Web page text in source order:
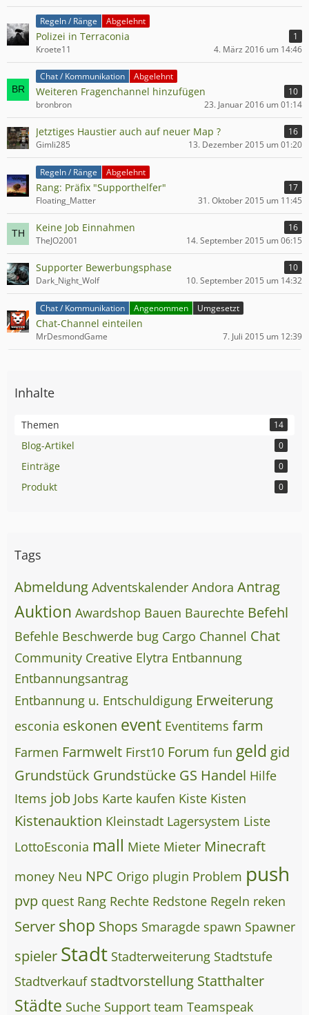
Regeln / Ränge Abgelehnt
Polizei in Terraconia
1
Kroete11
4. März 2016 um 14:46
Chat / Kommunikation Abgelehnt
Weiteren Fragenchannel hinzufügen
10
bronbron
23. Januar 2016 um 01:14
Jetztiges Haustier auch auf neuer Map ?
16
Gimli285
13. Dezember 2015 um 01:20
Regeln / Ränge Abgelehnt
Rang: Präfix "Supporthelfer"
17
Floating_Matter
31. Oktober 2015 um 11:45
Keine Job Einnahmen
16
TheJO2001
14. September 2015 um 06:15
Supporter Bewerbungsphase
10
Dark_Night_Wolf
10. September 2015 um 14:32
Chat / Kommunikation Angenommen Umgesetzt
Chat-Channel einteilen
MrDesmondGame 7. Juli 2015 um 12:39
Inhalte
Themen 14
Blog-Artikel 0
Einträge 0
Produkt 0
Tags
Abmeldung Adventskalender Andora Antrag
Auktion Awardshop Bauen Baurechte Befehl
Befehle Beschwerde bug Cargo Channel Chat
Community Creative Elytra Entbannung
Entbannungsantrag
Entbannung u. Entschuldigung Erweiterung
esconia eskonen event Eventitems farm
Farmen Farmwelt First10 Forum fun geld gid
Grundstück Grundstücke GS Handel Hilfe
Items job Jobs Karte kaufen Kiste Kisten
Kistenauktion Kleinstadt Lagersystem Liste
LottoEsconia mall Miete Mieter Minecraft
money Neu NPC Origo plugin Problem push
pvp quest Rang Rechte Redstone Regeln reken
Server shop Shops Smaragde spawn Spawner
spieler Stadt Stadterweiterung Stadtstufe
Stadtverkauf stadtvorstellung Statthalter
Städte Suche Support team Teamspeak